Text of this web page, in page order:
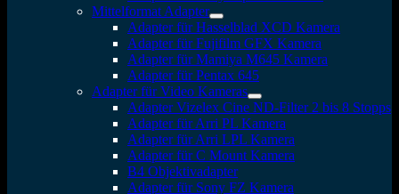
Mittelformat Adapter
Adapter für Hasselblad XCD Kamera
Adapter für Fujifilm GFX Kamera
Adapter für Mamiya M645 Kamera
Adapter für Pentax 645
Adapter für Video Kameras
Adapter Vizelex Cine ND-Filter 2 bis 8 Stopps
Adapter für Arri PL Kamera
Adapter für Arri LPL Kamera
Adapter für C Mount Kamera
B4 Objektivadapter
Adapter für Sony FZ Kamera